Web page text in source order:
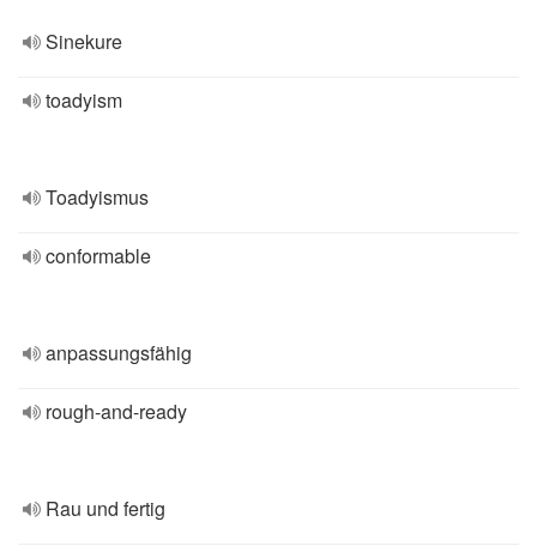
Sinekure
toadyism
Toadyismus
conformable
anpassungsfähig
rough-and-ready
Rau und fertig